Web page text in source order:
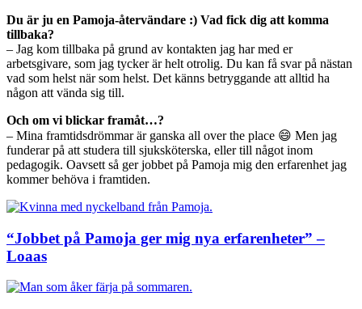
Du är ju en Pamoja-återvändare :) Vad fick dig att komma
tillbaka?
– Jag kom tillbaka på grund av kontakten jag har med er
arbetsgivare, som jag tycker är helt otrolig. Du kan få svar på nästan
vad som helst när som helst. Det känns betryggande att alltid ha
någon att vända sig till.
Och om vi blickar framåt…?
– Mina framtidsdrömmar är ganska all over the place 😄 Men jag
funderar på att studera till sjuksköterska, eller till något inom
pedagogik. Oavsett så ger jobbet på Pamoja mig den erfarenhet jag
kommer behöva i framtiden.
“Jobbet på Pamoja ger mig nya erfarenheter” –
Loaas